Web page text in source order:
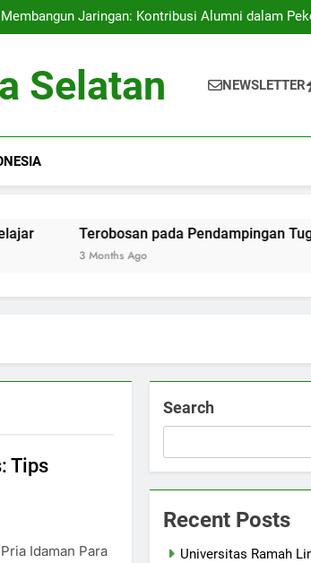
Membangun Jaringan: Kontribusi Alumni dalam
pada Pendampingan Tugas Akhir:
Membangun Jaringan: Kontribusi Alumni dalam
Terobosan pada Pendampingan Tugas Akhir:
Selatan NEWSLETTER
Terobosan pada Pendampingan Tugas
3 Months Ago
Tips
Idaman Para
Search
Recent Posts
Universitas Ramah